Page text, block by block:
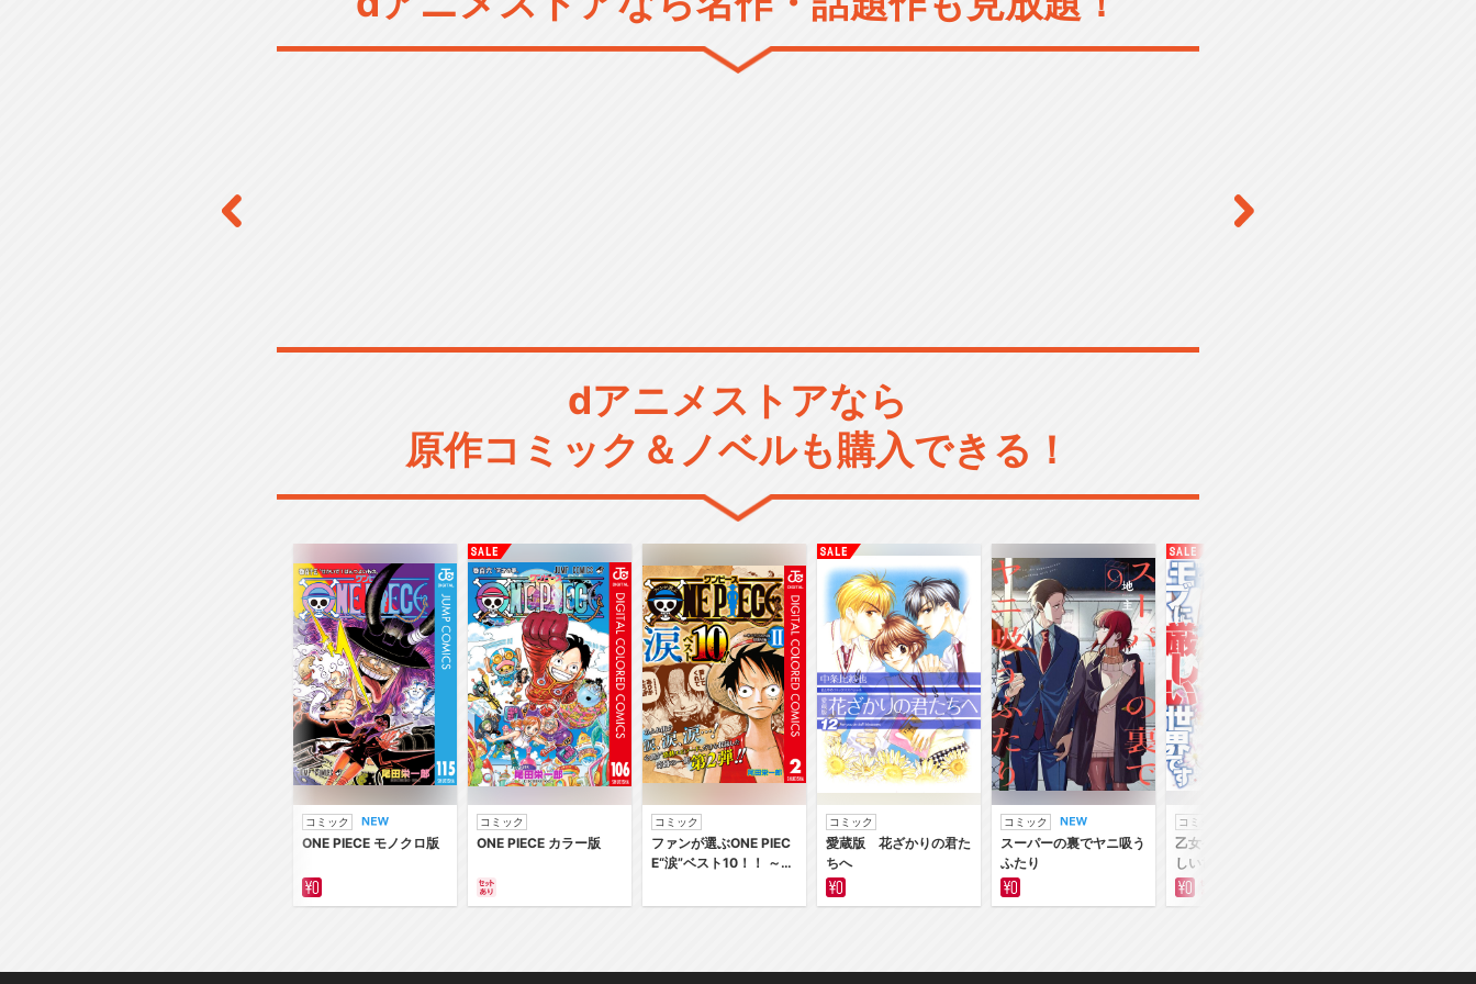
dアニメストアなら
原作コミック＆ノベルも購入できる！
コミック
ONE PIECE モノクロ版
コミック
ONE PIECE カラー版
コミック
ファンが選ぶONE PIEC
E“涙”ベスト10！！ ～サ
～ カラー版
コミック
愛蔵版 花ざかりの君た
ちへ
コミック
スーパーの裏でヤニ吸う
ふたり
コミック
乙女ゲー世界はモブに厳
しい世界です